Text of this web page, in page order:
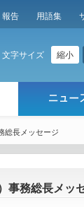
報告 用語集
文字サイズ 縮小
総長メッセージ
事務総長メッ